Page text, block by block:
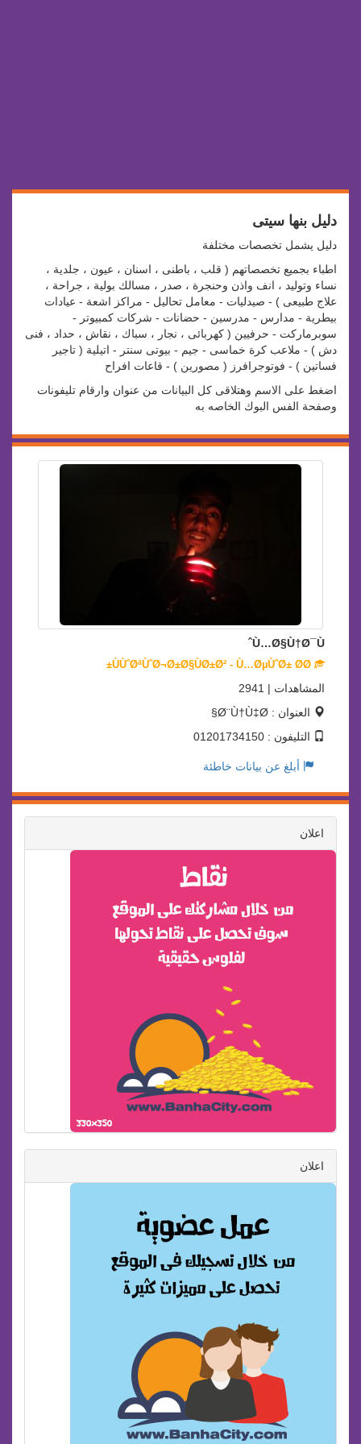
دليل بنها سيتى
دليل يشمل تخصصات مختلفة
اطباء بجميع تخصصاتهم ( قلب ، باطنى ، اسنان ، عيون ، جلدية ،
نساء وتوليد ، انف واذن وحنجرة ، صدر ، مسالك بولية ، جراحة ،
علاج طبيعى ) - صيدليات - معامل تحاليل - مراكز اشعة - عيادات
بيطرية - مدارس - مدرسين - حضانات - شركات كمبيوتر -
سوبرماركت - حرفيين ( كهربائى ، نجار ، سباك ، نقاش ، حداد ، فنى
دش ) - ملاعب كرة خماسى - جيم - بيوتى سنتر - اتيلية ( تاجير
فساتين ) - فوتوجرافرز ( مصورين ) - قاعات افراح
اضغط على الاسم وهتلاقى كل البيانات من عنوان وارقام تليفونات
وصفحة الفس البوك الخاصه به
Ù…Ø§Ù†Ø¯Ùˆ
المشاهدات | 2941
العنوان : Ø¨Ù†Ù‡Ø§
التليفون : 01201734150
أبلغ عن بيانات خاطئة
اعلان
اعلان